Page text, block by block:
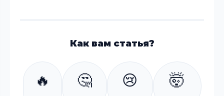
Как вам статья?
🔥 🤔 😢 🤯